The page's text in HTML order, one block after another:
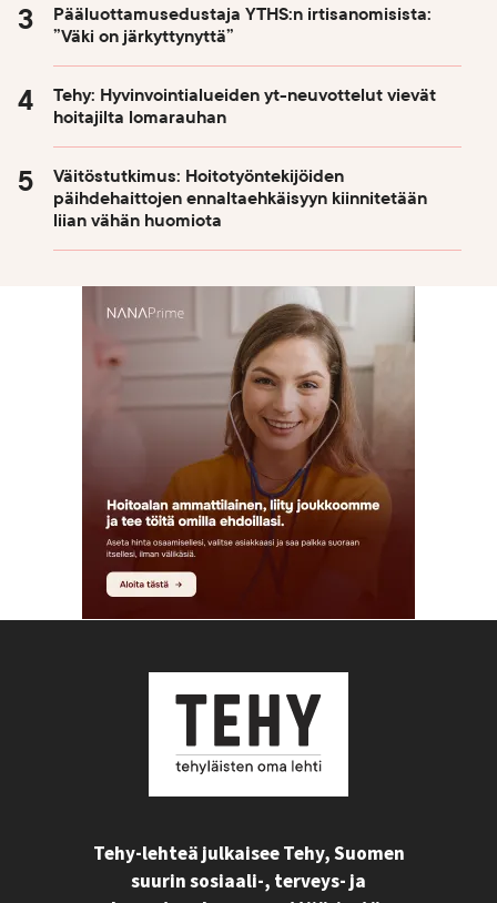
Pääluottamusedustaja YTHS:n irtisanomisista:
”Väki on järkyttynyttä”
Tehy: Hyvinvointialueiden yt-neuvottelut vievät
hoitajilta lomarauhan
Väitöstutkimus: Hoitotyöntekijöiden
päihdehaittojen ennaltaehkäisyyn kiinnitetään
liian vähän huomiota
Tehy-lehteä julkaisee Tehy, Suomen
suurin sosiaali-, terveys- ja